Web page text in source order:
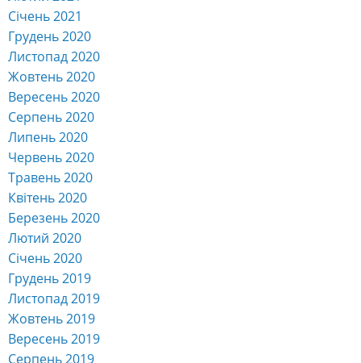
Грудень 2021
Листопад 2021
Жовтень 2021
Вересень 2021
Серпень 2021
Липень 2021
Червень 2021
Травень 2021
Квітень 2021
Березень 2021
Лютий 2021
Січень 2021
Грудень 2020
Листопад 2020
Жовтень 2020
Вересень 2020
Серпень 2020
Липень 2020